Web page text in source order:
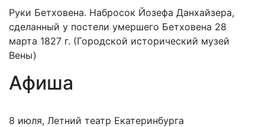
Руки Бетховена. Набросок Йозефа Данхайзера,
сделанный у постели умершего Бетховена 28
марта 1827 г. (Городской исторический музей
Вены)
Афиша
8 июля, Летний театр Екатеринбурга